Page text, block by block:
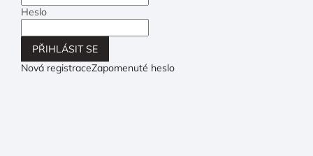
Heslo
PŘIHLÁSIT SE
Nová registraceZapomenuté heslo